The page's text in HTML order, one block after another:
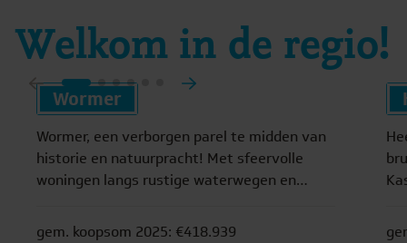
Welkom in de regio!
Wormer
Wormer, een verborgen parel te midden van
historie en natuurpracht! Met sfeervolle
woningen langs rustige waterwegen en
unieke sfeer.
gem. koopsom 2025: €418.939